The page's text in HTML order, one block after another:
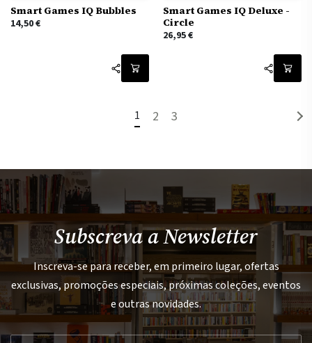
Smart Games IQ Bubbles
14,50€
Smart Games IQ Deluxe -
Circle
26,95€
1 2 3
Subscreva a Newsletter
Inscreva-se para receber, em primeiro lugar, ofertas
exclusivas, promoções especiais, próximas coleções, eventos
e outras novidades.